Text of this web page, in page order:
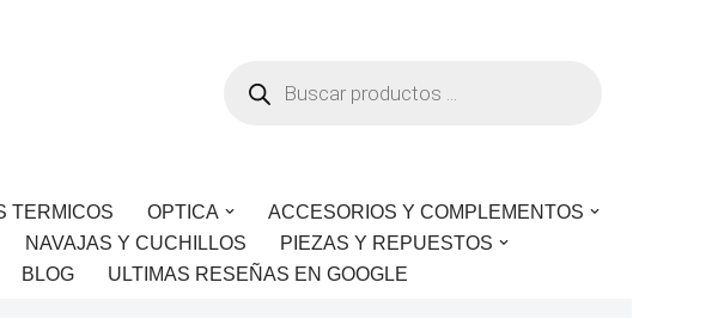
TERMICOS OPTICA
ACCESORIOS Y COMPLEMENTOS
NAVAJAS Y CUCHILLOS
PIEZAS Y REPUESTOS
BLOG ULTIMAS RESEÑAS EN GOOGLE